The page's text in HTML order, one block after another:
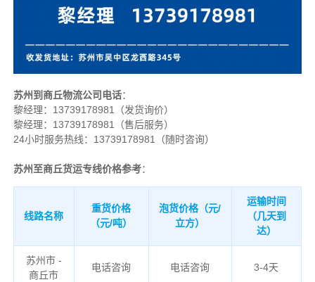
苏州到商丘物流公司电话：
黎经理： 13739178981（发货询价）
黎经理：13739178981（售后服务）
24小时服务热线：13739178981（随时咨询）
苏州至商丘货运专线价格参考：
线路名称
重货价格
（元/吨）
泡货价格（元/
立方）
运输时间
（几天到
达）
苏州市 -
商丘市
电话咨询 电话咨询 3-4天